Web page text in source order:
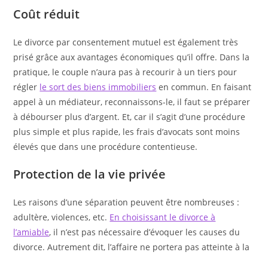
Coût réduit
Le divorce par consentement mutuel est également très
prisé grâce aux avantages économiques qu’il offre. Dans la
pratique, le couple n’aura pas à recourir à un tiers pour
régler le sort des biens immobiliers en commun. En faisant
appel à un médiateur, reconnaissons-le, il faut se préparer
à débourser plus d’argent. Et, car il s’agit d’une procédure
plus simple et plus rapide, les frais d’avocats sont moins
élevés que dans une procédure contentieuse.
Protection de la vie privée
Les raisons d’une séparation peuvent être nombreuses :
adultère, violences, etc. En choisissant le divorce à
l’amiable, il n’est pas nécessaire d’évoquer les causes du
divorce. Autrement dit, l’affaire ne portera pas atteinte à la